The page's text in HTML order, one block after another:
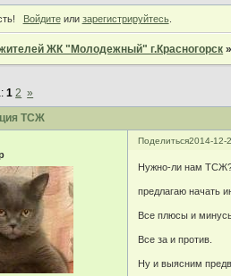
Войдитеили зарегистрируйтесь.
ЖК "Молодежный" г.Красногорск »
ТСЖ
1 2 »
Поделиться2014-12-
Нужно-ли нам
предлагаю начать
Все плюсы и
Все за и против.
Ну и выясним